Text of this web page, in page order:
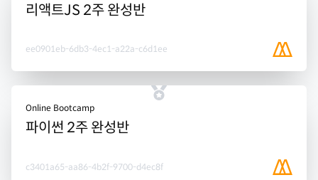
리액트JS 2주 완성반
ee0901eb-6db3-4ec1-a22a-c6d1ee
Online Bootcamp
파이썬 2주 완성반
c3401a65-aa86-4b2f-9700-d4ec8f